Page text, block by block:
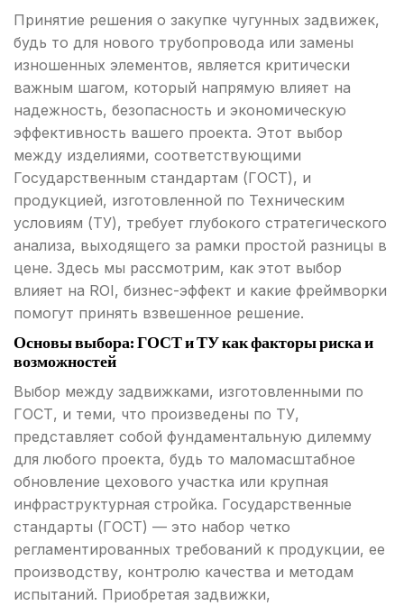
Принятие решения о закупке чугунных задвижек,
будь то для нового трубопровода или замены
изношенных элементов, является критически
важным шагом, который напрямую влияет на
надежность, безопасность и экономическую
эффективность вашего проекта. Этот выбор
между изделиями, соответствующими
Государственным стандартам (ГОСТ), и
продукцией, изготовленной по Техническим
условиям (ТУ), требует глубокого стратегического
анализа, выходящего за рамки простой разницы в
цене. Здесь мы рассмотрим, как этот выбор
влияет на ROI, бизнес-эффект и какие фреймворки
помогут принять взвешенное решение.
Основы выбора: ГОСТ и ТУ как факторы риска и
возможностей
Выбор между задвижками, изготовленными по
ГОСТ, и теми, что произведены по ТУ,
представляет собой фундаментальную дилемму
для любого проекта, будь то маломасштабное
обновление цехового участка или крупная
инфраструктурная стройка. Государственные
стандарты (ГОСТ) — это набор четко
регламентированных требований к продукции, ее
производству, контролю качества и методам
испытаний. Приобретая задвижки,